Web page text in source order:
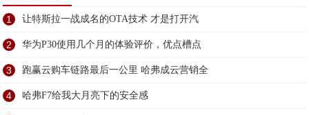
1 让特斯拉一战成名的OTA技术 才是打开汽
2 华为P30使用几个月的体验评价，优点槽点
3 跑赢云购车链路最后一公里 哈弗成云营销全
4 哈弗F7给我大月亮下的安全感